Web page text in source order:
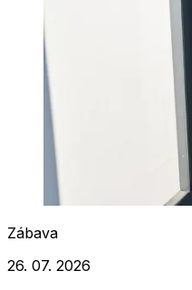
Zábava
26. 07. 2026